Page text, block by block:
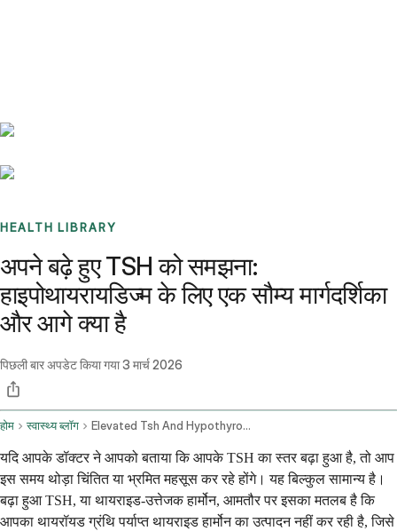
HEALTH LIBRARY
अपने बढ़े हुए TSH को समझना:
हाइपोथायरायडिज्म के लिए एक सौम्य मार्गदर्शिका
और आगे क्या है
पिछली बार अपडेट किया गया3 मार्च 2026
होम स्वास्थ्य ब्लॉग Elevated Tsh And Hypothyroidism Medication And Recommendations
यदि आपके डॉक्टर ने आपको बताया कि आपके TSH का स्तर बढ़ा हुआ है, तो आप
इस समय थोड़ा चिंतित या भ्रमित महसूस कर रहे होंगे। यह बिल्कुल सामान्य है।
बढ़ा हुआ TSH, या थायराइड-उत्तेजक हार्मोन, आमतौर पर इसका मतलब है कि
आपका थायरॉयड ग्रंथि पर्याप्त थायराइड हार्मोन का उत्पादन नहीं कर रही है, जिसे